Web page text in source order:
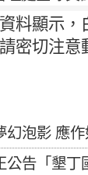
料顯示，
密切注意
幻泡影 應
丁國家公園限制水域遊憩活動之種類、